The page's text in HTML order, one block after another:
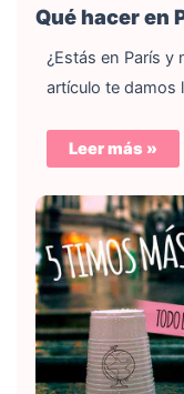
Qué hacer en
¿Estás en París y
artículo te damos
Leer más »